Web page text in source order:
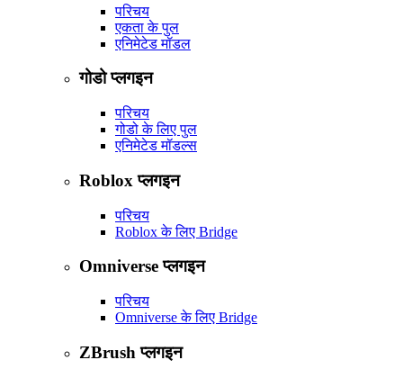
परिचय
एकता के पुल
एनिमेटेड मॉडल
गोडो प्लगइन
परिचय
गोडो के लिए पुल
एनिमेटेड मॉडल्स
Roblox प्लगइन
परिचय
Roblox के लिए Bridge
Omniverse प्लगइन
परिचय
Omniverse के लिए Bridge
ZBrush प्लगइन